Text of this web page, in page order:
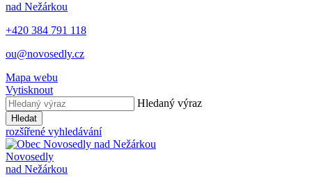
nad Nežárkou
+420 384 791 118
ou@novosedly.cz
Mapa webu
Vytisknout
Hledaný výraz
Hledat
rozšířené vyhledávání
Novosedly
nad Nežárkou